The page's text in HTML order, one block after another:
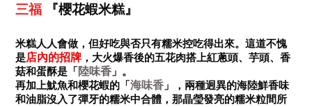
三福 『櫻花蝦米糕』
米糕人人會做，但好吃與否只有糯米控吃得出來。這道不愧
是店內的招牌 ，大火爆香後的五花肉搭上紅蔥頭、芋頭、香
菇和蛋酥是「 陸味香 」。
再加上魷魚和櫻花蝦的「 海味香 」，兩種迥異的海陸鮮香味
和油脂沒入了彈牙的糯米中合體，那晶瑩發亮的糯米粒間所